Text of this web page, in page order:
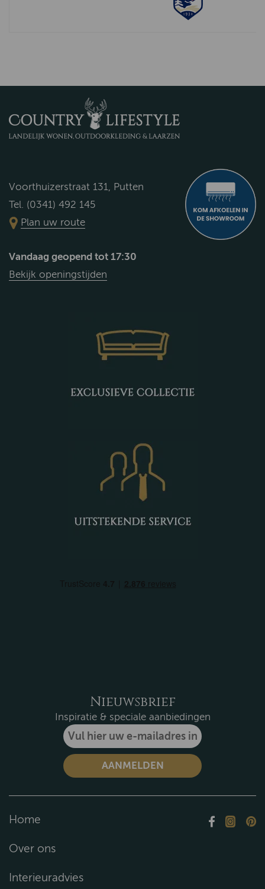
Voorthuizerstraat 131, Putten
Tel. (0341) 492 145
Plan uw route
Vandaag geopend tot 17:30
Bekijk openingstijden
Nieuwsbrief
Inspiratie & speciale aanbiedingen
Home
Over ons
Interieuradvies